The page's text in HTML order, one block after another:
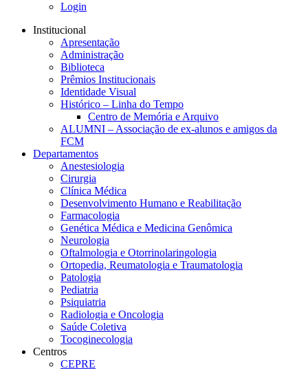
Login
Institucional
Apresentação
Administração
Biblioteca
Prêmios Institucionais
Identidade Visual
Histórico – Linha do Tempo
Centro de Memória e Arquivo
ALUMNI – Associação de ex-alunos e amigos da
FCM
Departamentos
Anestesiologia
Cirurgia
Clínica Médica
Desenvolvimento Humano e Reabilitação
Farmacologia
Genética Médica e Medicina Genômica
Neurologia
Oftalmologia e Otorrinolaringologia
Ortopedia, Reumatologia e Traumatologia
Patologia
Pediatria
Psiquiatria
Radiologia e Oncologia
Saúde Coletiva
Tocoginecologia
Centros
CEPRE